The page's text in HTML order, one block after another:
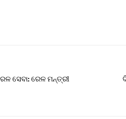
ସେବା: ରେଳ ମନ୍ତ୍ରୀ